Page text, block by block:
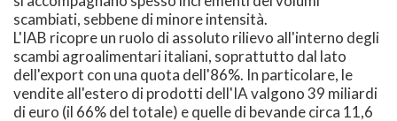
scambiati, sebbene di minore intensità.
L'IAB ricopre un ruolo di assoluto rilievo all'interno degli
scambi agroalimentari italiani, soprattutto dal lato
dell'export con una quota dell'86%. In particolare, le
vendite all'estero di prodotti dell'IA valgono 39 miliardi
di euro (il 66% del totale) e quelle di bevande circa 11,6